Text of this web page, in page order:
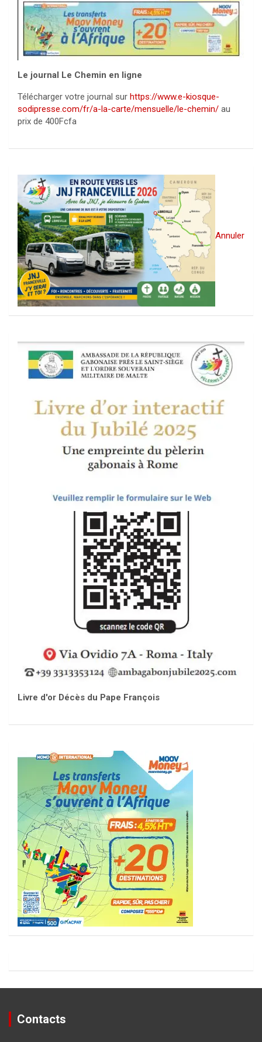
Le journal Le Chemin en ligne
Télécharger votre journal sur https://www.e-kiosque-
sodipresse.com/fr/a-la-carte/mensuelle/le-chemin/ au
prix de 400Fcfa
Annuler
Livre d'or Décès du Pape François
Contacts